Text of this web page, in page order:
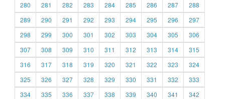
280
281 282 283 284 285 286 287
288
289
290 291 292 293 294 295 296
297
298
299 300 301 302 303 304 305
306
307
308 309 310 311 312 313 314
315
316
317 318 319 320 321 322 323
324
325
326 327 328 329 330 331 332
333
334
335 336 337 338 339 340 341 342